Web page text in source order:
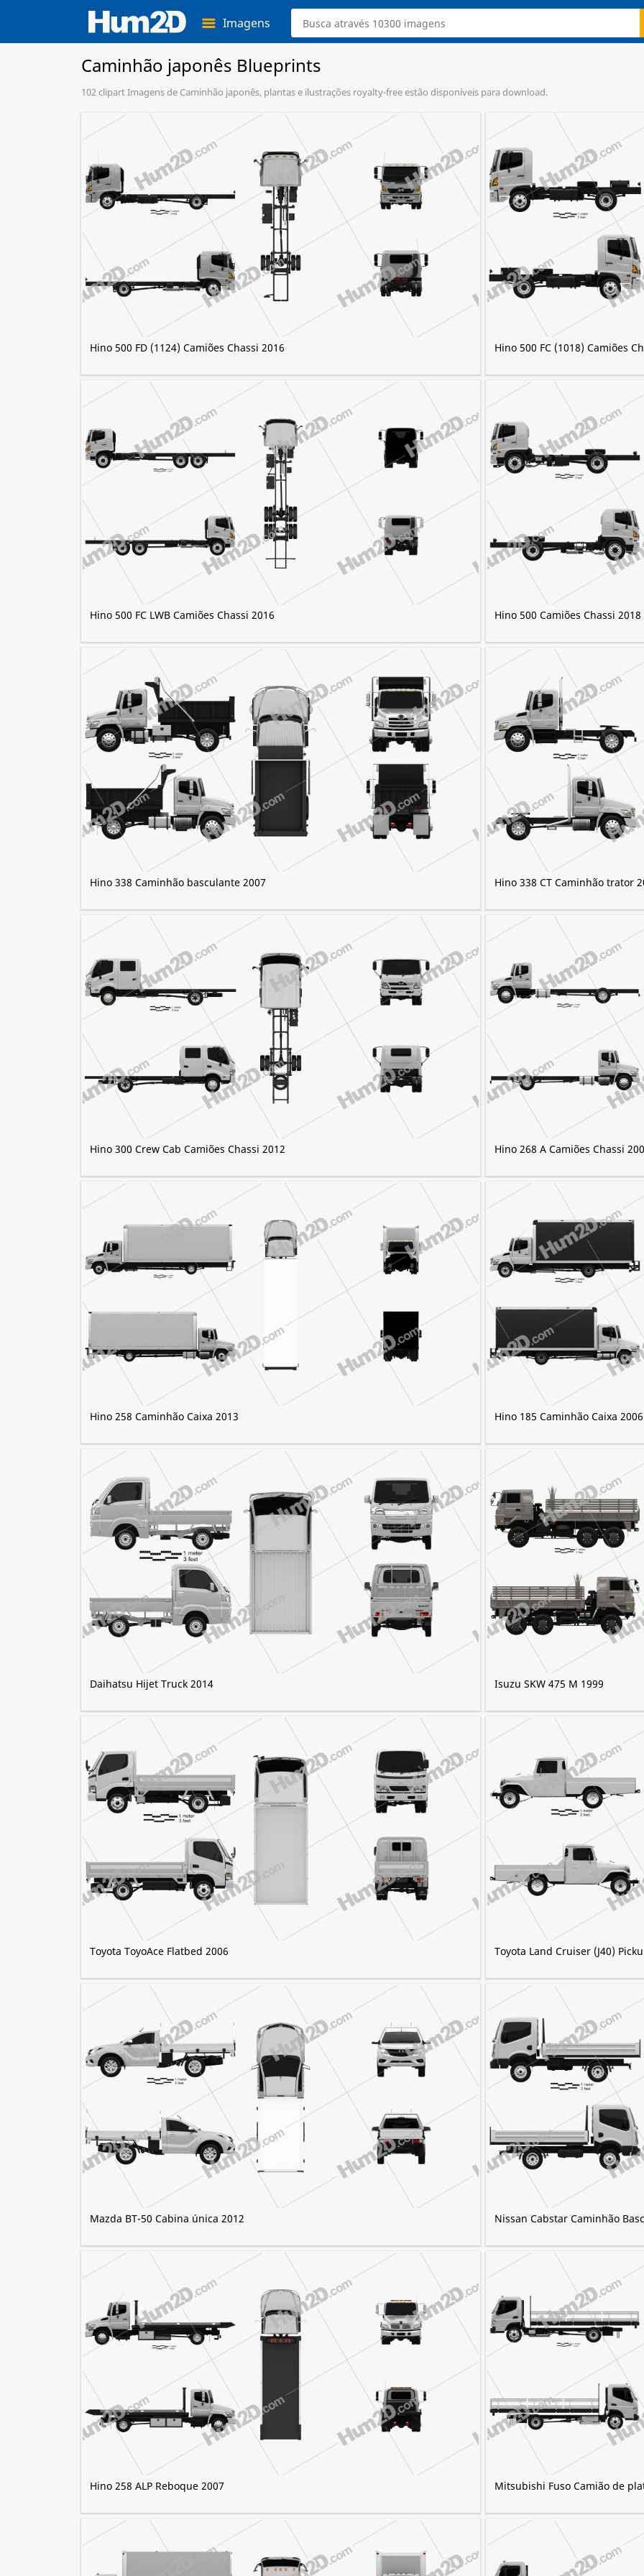
Imagens
Caminhão japonês Blueprints
102 clipart Imagens de Caminhão japonês, plantas e ilustrações royalty-free estão disponíveis para download.
Hino 500 FD (1124) Camiões Chassi 2016 Hino 500 FC (1018) Camiões
Hino 500 FC LWB Camiões Chassi 2016 Hino 500 Camiões Chassi 2018
Hino 338 Caminhão basculante 2007 Hino 338 CT Caminhão trator
Hino 300 Crew Cab Camiões Chassi 2012 Hino 268 A Camiões Chassi
Hino 258 Caminhão Caixa 2013 Hino 185 Caminhão Caixa 2006
Daihatsu Hijet Truck 2014 Isuzu SKW 475 M 1999
Toyota ToyoAce Flatbed 2006 Toyota Land Cruiser (J40)
Mazda BT-50 Cabina única 2012 Nissan Cabstar Caminhão
Hino 258 ALP Reboque 2007 Mitsubishi Fuso Camião de